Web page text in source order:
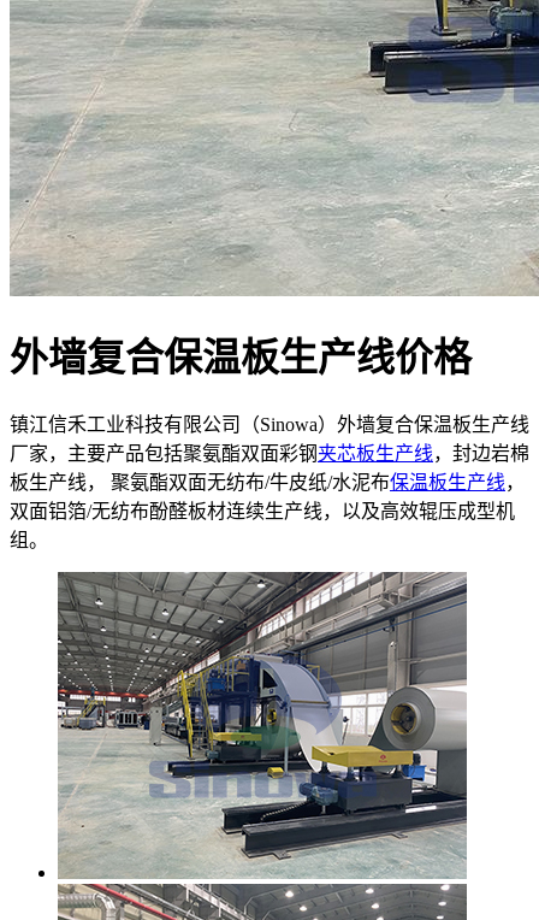
外墙复合保温板生产线价格
镇江信禾工业科技有限公司（Sinowa）外墙复合保温板生产线
厂家，主要产品包括聚氨酯双面彩钢夹芯板生产线，封边岩棉
板生产线， 聚氨酯双面无纺布/牛皮纸/水泥布保温板生产线，
双面铝箔/无纺布酚醛板材连续生产线，以及高效辊压成型机
组。